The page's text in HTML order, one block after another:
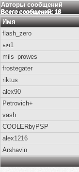
Авторы сообщений
Всего сообщений: 18
Имя
flash_zero
ыч1
mils_prowes
frostegater
riktus
alex90
Petrovich+
vash
COOLERbyPSP
alex1216
Arshavin